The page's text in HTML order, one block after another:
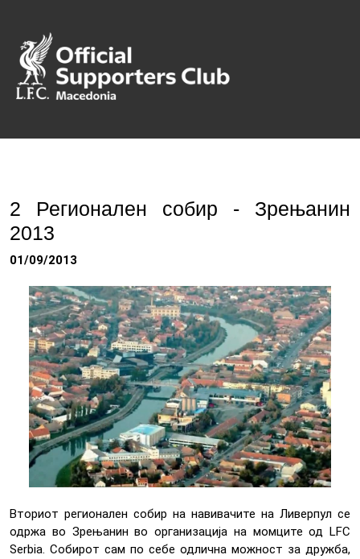
2 Регионален собир - Зрењанин
2013
01/09/2013
Вториот регионален собир на навивачите на Ливерпул се
одржа во Зрењанин во организација на момците од LFC
Serbia. Собирот сам по себе одлична можност за дружба,